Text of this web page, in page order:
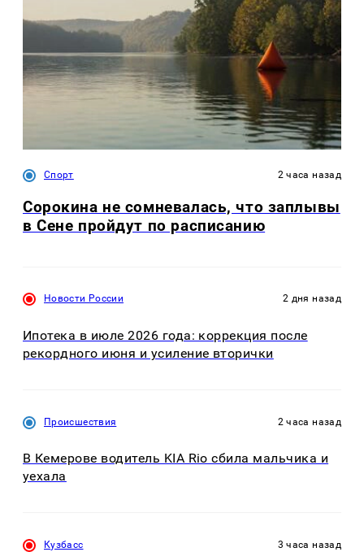
Спорт 2 часа назад
Сорокина не сомневалась, что заплывы
в Сене пройдут по расписанию
Новости России 2 дня назад
Ипотека в июле 2026 года: коррекция после
рекордного июня и усиление вторички
Происшествия 2 часа назад
В Кемерове водитель KIA Rio сбила мальчика и
уехала
Кузбасс 3 часа назад